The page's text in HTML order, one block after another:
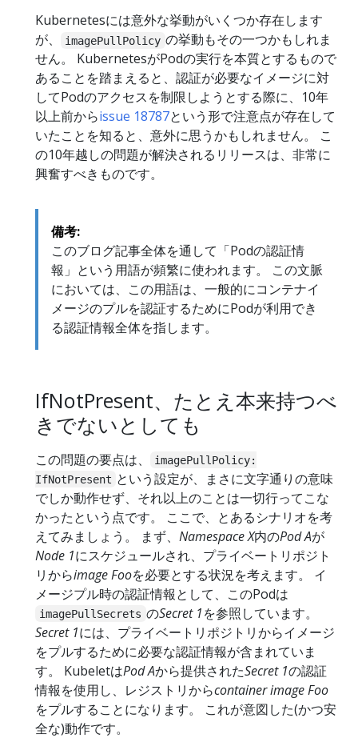
Kubernetesには意外な挙動がいくつか存在します
が、
imagePullPolicy の挙動もその一つかもしれま
せん。 KubernetesがPodの実行を本質とするもので
あることを踏まえると、認証が必要なイメージに対
してPodのアクセスを制限しようとする際に、10年
以上前からissue 18787という形で注意点が存在して
いたことを知ると、意外に思うかもしれません。 こ
の10年越しの問題が解決されるリリースは、非常に
興奮すべきものです。
備考:
このブログ記事全体を通して「Podの認証情
報」という用語が頻繁に使われます。 この文脈
においては、この用語は、一般的にコンテナイ
メージのプルを認証するためにPodが利用でき
る認証情報全体を指します。
IfNotPresent、たとえ本来持つべ
きでないとしても
この問題の要点は、
imagePullPolicy:
IfNotPresent という設定が、まさに文字通りの意味
でしか動作せず、それ以上のことは一切行ってこな
かったという点です。 ここで、とあるシナリオを考
えてみましょう。 まず、 Namespace X内のPod Aが
Node 1にスケジュールされ、プライベートリポジト
リからimage Fooを必要とする状況を考えます。 イ
メージプル時の認証情報として、このPodは
imagePullSecrets のSecret 1を参照しています。
Secret 1には、プライベートリポジトリからイメージ
をプルするために必要な認証情報が含まれていま
す。 KubeletはPod Aから提供されたSecret 1の認証
情報を使用し、レジストリからcontainer image Foo
をプルすることになります。 これが意図した(かつ安
全な)動作です。